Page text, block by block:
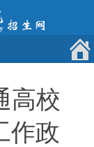
高校
作政